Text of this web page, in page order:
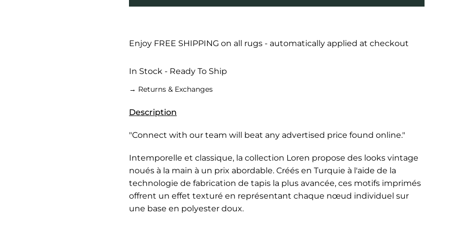
Enjoy FREE SHIPPING on all rugs - automatically applied at checkout
In Stock - Ready To Ship
→ Returns & Exchanges
Description
"Connect with our team will beat any advertised price found online."
Intemporelle et classique, la collection Loren propose des looks vintage
noués à la main à un prix abordable. Créés en Turquie à l'aide de la
technologie de fabrication de tapis la plus avancée, ces motifs imprimés
offrent un effet texturé en représentant chaque nœud individuel sur
une base en polyester doux.